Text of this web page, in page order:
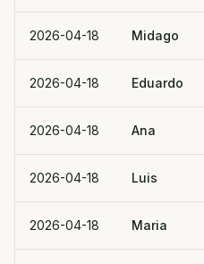
2026-04-18 Midago
2026-04-18 Eduardo
2026-04-18 Ana
2026-04-18 Luis
2026-04-18 Maria